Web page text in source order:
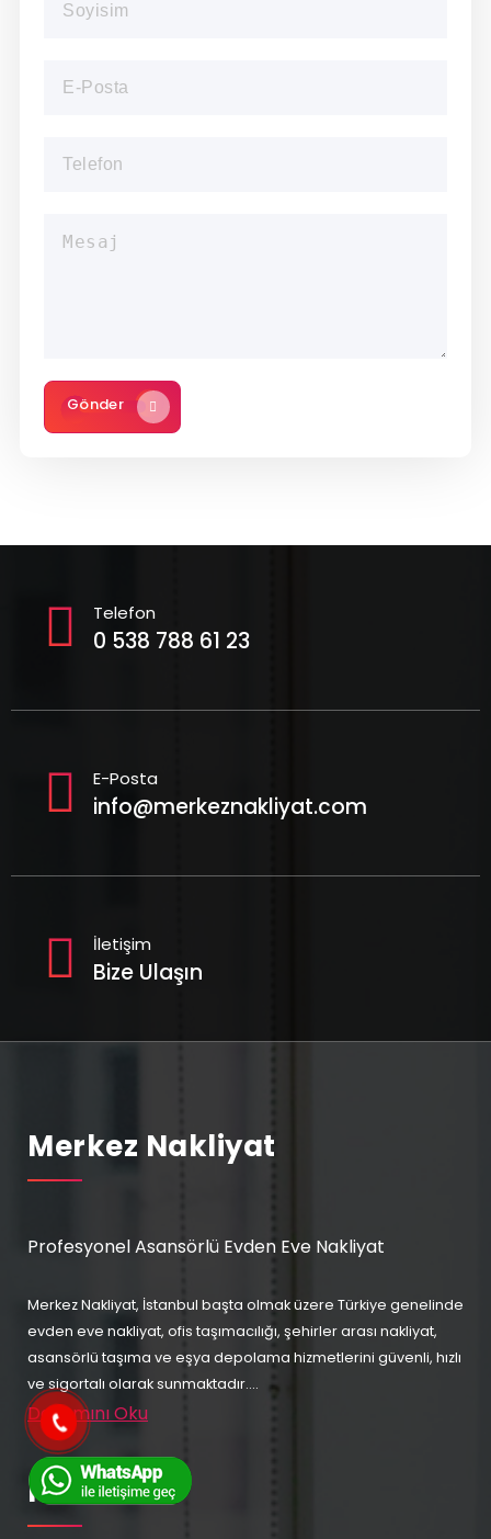
Gönder
Telefon
0 538 788 61 23
E-Posta
info@merkeznakliyat.com
İletişim
Bize Ulaşın
Merkez Nakliyat
Profesyonel Asansörlü Evden Eve Nakliyat
Merkez Nakliyat, İstanbul başta olmak üzere Türkiye genelinde
evden eve nakliyat, ofis taşımacılığı, şehirler arası nakliyat,
asansörlü taşıma ve eşya depolama hizmetlerini güvenli, hızlı
ve sigortalı olarak sunmaktadır....
Devamını Oku
Kurumsal